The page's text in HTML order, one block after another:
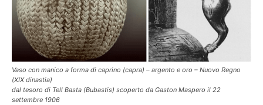
Vaso con manico a forma di caprino (capra) – argento e oro – Nuovo Regno
(XIX dinastia)
dal tesoro di Tell Basta (Bubastis) scoperto da Gaston Maspero il 22
settembre 1906